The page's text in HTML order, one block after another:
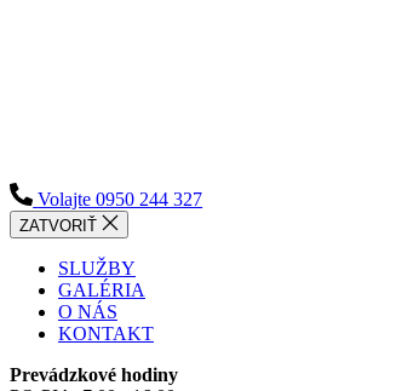
Volajte 0950 244 327
ZATVORIŤ
SLUŽBY
GALÉRIA
O NÁS
KONTAKT
Prevádzkové hodiny